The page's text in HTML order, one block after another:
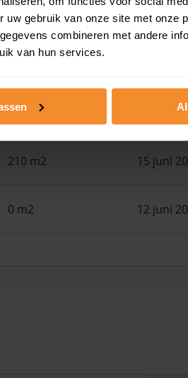
gebruik van onze site met onze
combineren met andere
van hun services.
194 m2 29 juni
194 m2 18 juni
210 m2 15 juni
0 m2 12 juni